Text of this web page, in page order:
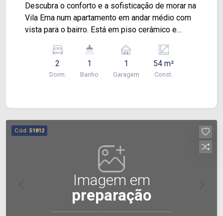
Descubra o conforto e a sofisticação de morar na
Vila Ema num apartamento em andar médio com
vista para o bairro. Está em piso cerâmico e
4 cadeiras - Cozinhaplanejada: geladeira, fogão e
microondas - Área de serviço com lavadora de
roupas - Dormitórios: 1 com cama de casal/TV e
Quadra poliesportiva Playground Salões de
festas Churrasqueira OBS: O valor do condomínio
Supermercado Villarreal, padarias, farmácias,
escolas e todo o comércio da região. Ideal para
quem busca conforto, praticidade e qualidade de
2
Dorm.
1
Banho
1
Garagem
54 m²
Const.
Cód. 51812
Imagem em
preparação